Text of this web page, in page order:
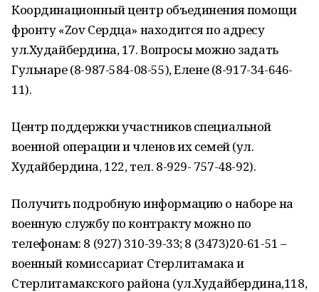
Координационный центр объединения помощи
фронту «Zov Сердца» находится по адресу
ул.Худайбердина, 17. Вопросы можно задать
Гульнаре (8-987-584-08-55), Елене (8-917-34-646-
11).
Центр поддержки участников специальной
военной операции и членов их семей (ул.
Худайбердина, 122, тел. 8-929- 757-48-92).
Получить подробную информацию о наборе на
военную службу по контракту можно по
телефонам: 8 (927) 310-39-33; 8 (3473)20-61-51 –
военный комиссариат Стерлитамака и
Стерлитамакского района (ул.Худайбердина,118,